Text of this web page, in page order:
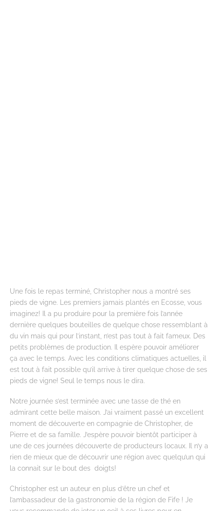
Une fois le repas terminé, Christopher nous a montré ses
pieds de vigne. Les premiers jamais plantés en Ecosse, vous
imaginez! Il a pu produire pour la première fois l’année
dernière quelques bouteilles de quelque chose ressemblant à
du vin mais qui pour l’instant, n’est pas tout à fait fameux. Des
petits problèmes de production. Il espère pouvoir améliorer
ça avec le temps. Avec les conditions climatiques actuelles, il
est tout à fait possible qu’il arrive à tirer quelque chose de ses
pieds de vigne! Seul le temps nous le dira.
Notre journée s’est terminée avec une tasse de thé en
admirant cette belle maison. J’ai vraiment passé un excellent
moment de découverte en compagnie de Christopher, de
Pierre et de sa famille. J’espère pouvoir bientôt participer à
une de ces journées découverte de producteurs locaux. Il n’y a
rien de mieux que de découvrir une région avec quelqu’un qui
la connait sur le bout des doigts!
Christopher est un auteur en plus d’être un chef et
l’ambassadeur de la gastronomie de la région de Fife ! Je